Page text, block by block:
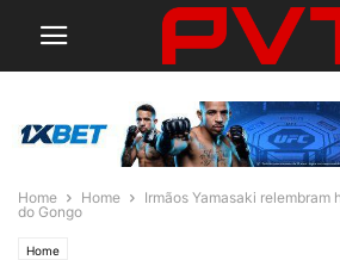
Home Home
Irmãos Yamasaki relembram
do Gongo
Home